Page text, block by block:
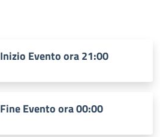
Inizio Evento ora 21:00
Fine Evento ora 00:00